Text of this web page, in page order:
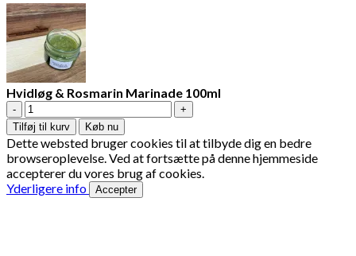
Hvidløg & Rosmarin Marinade 100ml
Hvidløg
&
Rosmarin
Marinade
100ml
antal
Tilføj til kurv Køb nu
Dette websted bruger cookies til at tilbyde dig en bedre
browseroplevelse. Ved at fortsætte på denne hjemmeside
accepterer du vores brug af cookies.
Yderligere info
Accepter